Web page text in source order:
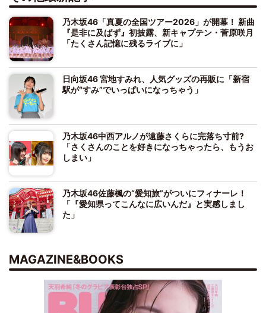
乃木坂46「真夏の全国ツアー2026」が開幕！ 新曲
『是非に及ばず』初披露、新キャプテン・菅原咲月
「たくさん記憶に残るライブに」
日向坂46 宮地すみれ、人気グッズの再販に「新宿
駅が“すみ”でいっぱいになっちゃう」
乃木坂46中西アルノが遠藤さくらに完落ち寸前?
「さくさんのことを好きになっちゃったら、もうお
しまい」
乃木坂46佐藤楓の“愛知旅”がついにフィナーレ！
「『愛知県ってこんなに広いんだ』と実感しまし
た」
MAGAZINE&BOOKS